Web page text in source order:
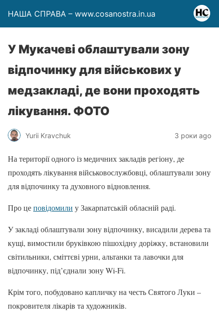
НАША СПРАВА – www.cosanostra.in.ua
У Мукачеві облаштували зону
відпочинку для військових у
медзакладі, де вони проходять
лікування. ФОТО
Yurii Kravchuk 3 роки ago
На території одного із медичних закладів регіону, де
проходять лікування військовослужбовці, облаштували зону
для відпочинку та духовного відновлення.
Про цеповідомили у Закарпатській обласній раді.
У закладі облаштували зону відпочинку, висадили дерева та
кущі, вимостили бруківкою пішохідну доріжку, встановили
світильники, сміттєві урни, альтанки та лавочки для
відпочинку, під’єднали зону Wi-Fi.
Крім того, побудовано капличку на честь Святого Луки –
покровителя лікарів та художників.